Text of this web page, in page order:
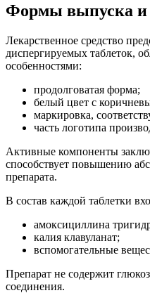
Формы выпуска и
Лекарственное средство
диспергируемых таблеток,
особенностями:
продолговатая форма;
белый цвет с
маркировка,
часть логотипа
Активные компоненты
способствует повышению
препарата.
В состав каждой таблетки
амоксициллина
калия клавуланат;
вспомогательные
Препарат не содержит
соединения.